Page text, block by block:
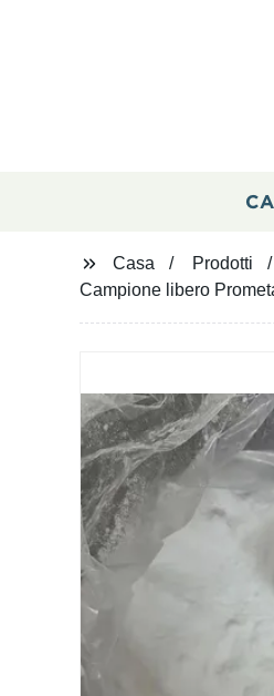
Casa
Prodotti
Campione libero